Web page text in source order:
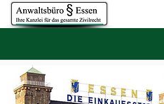
Rechtsanwälte in Essen - seit 1993